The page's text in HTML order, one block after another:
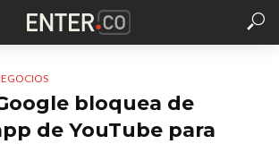
bloquea de
de YouTube para